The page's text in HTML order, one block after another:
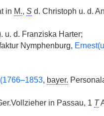
in M., Sd. Christoph u. d.
u. d. Franziska Harter;
Nymphenburg,
, bayer.
in Passau, 1 T